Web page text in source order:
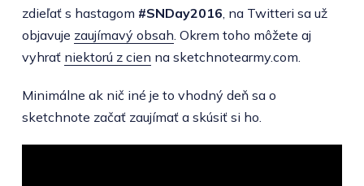
zdieľať s hastagom #SNDay2016 , na Twitteri sa už
objavuje zaujímavý obsah . Okrem toho môžete aj
vyhrať niektorú z cien na sketchnotearmy.com.
Minimálne ak nič iné je to vhodný deň sa o
sketchnote začať zaujímať a skúsiť si ho.